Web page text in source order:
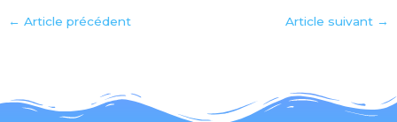
← Article précédent Article suivant →